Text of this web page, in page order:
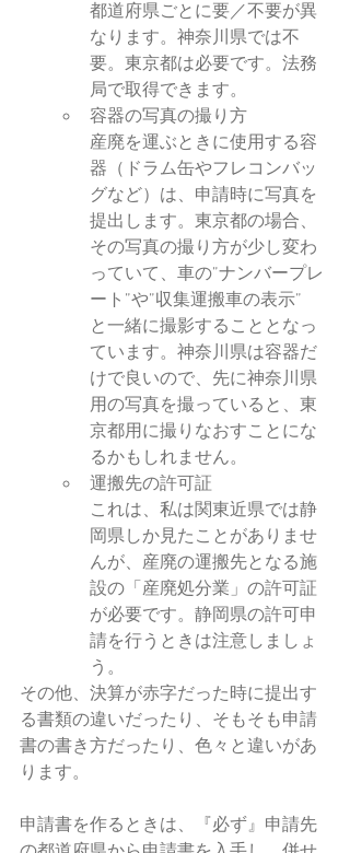
都道府県ごとに要／不要が異
なります。神奈川県では不
要。東京都は必要です。法務
局で取得できます。
容器の写真の撮り方
産廃を運ぶときに使用する容
器（ドラム缶やフレコンバッ
グなど）は、申請時に写真を
提出します。東京都の場合、
その写真の撮り方が少し変わ
っていて、車の”ナンバープレ
ート”や”収集運搬車の表示”
と一緒に撮影することとなっ
ています。神奈川県は容器だ
けで良いので、先に神奈川県
用の写真を撮っていると、東
京都用に撮りなおすことにな
るかもしれません。
運搬先の許可証
これは、私は関東近県では静
岡県しか見たことがありませ
んが、産廃の運搬先となる施
設の「産廃処分業」の許可証
が必要です。静岡県の許可申
請を行うときは注意しましょ
う。
その他、決算が赤字だった時に提出す
る書類の違いだったり、そもそも申請
書の書き方だったり、色々と違いがあ
ります。
申請書を作るときは、『必ず』申請先